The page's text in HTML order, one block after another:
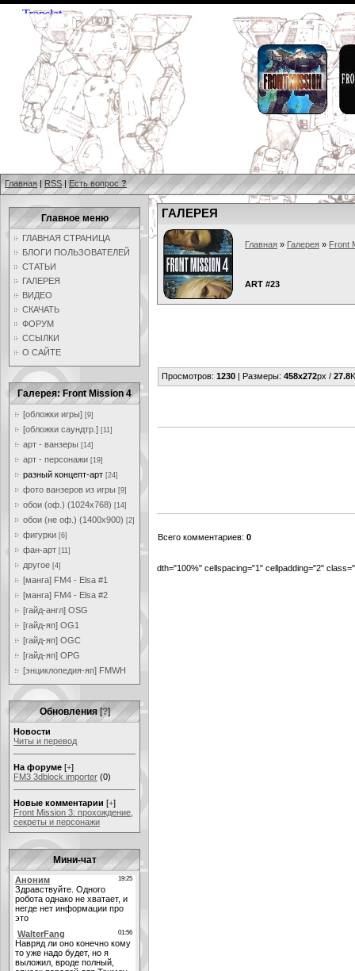
Главная | RSS | Есть вопрос ?
Главное меню
ГЛАВНАЯ СТРАНИЦА
БЛОГИ ПОЛЬЗОВАТЕЛЕЙ
СТАТЬИ
ГАЛЕРЕЯ
ВИДЕО
СКАЧАТЬ
ФОРУМ
ССЫЛКИ
О САЙТЕ
Галерея: Front Mission 4
[обложки игры] [9]
[обложки саундтр.] [11]
арт - ванзеры [14]
арт - персонажи [19]
разный концепт-арт [24]
фото ванзеров из игры [9]
обои (оф.) (1024x768) [14]
обои (не оф.) (1400x900) [2]
фигурки [6]
фан-арт [11]
другое [4]
[манга] FM4 - Elsa #1
[манга] FM4 - Elsa #2
[гайд-англ] OSG
[гайд-яп] OG1
[гайд-яп] OGC
[гайд-яп] OPG
[энциклопедия-яп] FMWH
Обновления [?]
Новости
Читы и перевод
На форуме [+]
FM3 3dblock importer (0)
Новые комментарии [+]
Front Mission 3: прохождение,
секреты и персонажи
Мини-чат
ГАЛЕРЕЯ
Главная » Галерея » Front
ART #23
Просмотров: 1230 | Размеры: 458x272px / 27.8
Всего комментариев: 0
dth="100%" cellspacing="1" cellpadding="2"